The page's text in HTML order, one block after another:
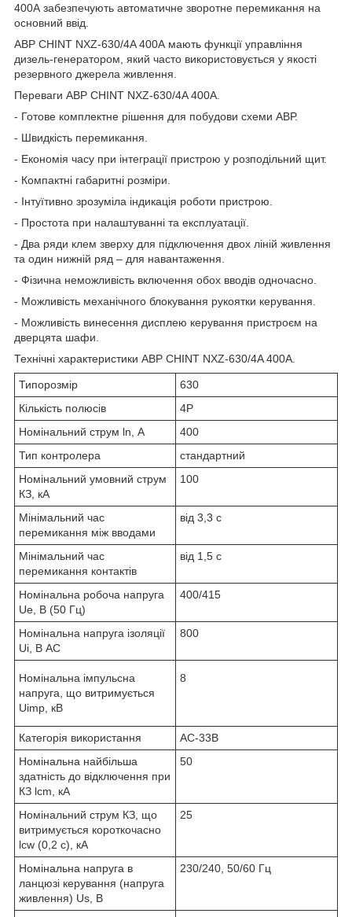
400A забезпечують автоматичне зворотне перемикання на
основний ввід.
АВР СHINT NXZ-630/4A 400A мають функції управління
дизель-генератором, який часто використовується у якості
резервного джерела живлення.
Переваги АВР СHINT NXZ-630/4A 400A.
- Готове комплектне рішення для побудови схеми АВР.
- Швидкість перемикання.
- Економія часу при інтеграції пристрою у розподільний щит.
- Компактні габаритні розміри.
- Інтуїтивно зрозуміла індикація роботи пристрою.
- Простота при налаштуванні та експлуатації.
- Два ряди клем зверху для підключення двох ліній живлення
та один нижній ряд – для навантаження.
- Фізична неможливість включення обох вводів одночасно.
- Можливість механічного блокування рукоятки керування.
- Можливість винесення дисплею керування пристроєм на
дверцята шафи.
Технічні характеристики АВР СHINT NXZ-630/4A 400A.
Типорозмір
630
Кількість полюсів
4P
Номінальний струм ln, А
400
Тип контролера
стандартний
Номінальний умовний струм
КЗ, кА
100
Мінімальний час
перемикання між вводами
від 3,3 с
Мінімальний час
перемикання контактів
від 1,5 с
Номінальна робоча напруга
Ue, В (50 Гц)
400/415
Номінальна напруга ізоляції
Ui, В АС
800
Номінальна імпульсна
напруга, що витримується
Uimp, кВ
8
Категорія використання
AC-33B
Номінальна найбільша
здатність до відключення при
КЗ lcm, кА
50
Номінальний струм КЗ, що
витримується короткочасно
lсw (0,2 с), кА
25
Номінальна напруга в
ланцюзі керування (напруга
живлення) Us, B
230/240, 50/60 Гц